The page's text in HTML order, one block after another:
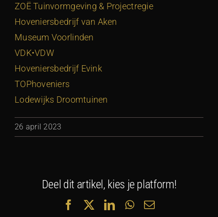
ZOË Tuinvormgeving & Projectregie
Hoveniersbedrijf van Aken
Museum Voorlinden
VDK•VDW
Hoveniersbedrijf Evink
TOPhoveniers
Lodewijks Droomtuinen
26 april 2023
Deel dit artikel, kies je platform!
FacebookLinkedInWhatsApp
E-